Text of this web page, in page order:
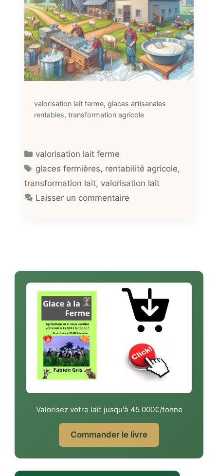
valorisation lait ferme, glaces artisanales
rentables, transformation agricole
Catégories
valorisation lait ferme
Étiquettes
glaces fermières, rentabilité agricole,
transformation lait, valorisation lait
Laisser un commentaire
Valorisez votre lait jusqu'à 45 000€/tonne
Commander le livre